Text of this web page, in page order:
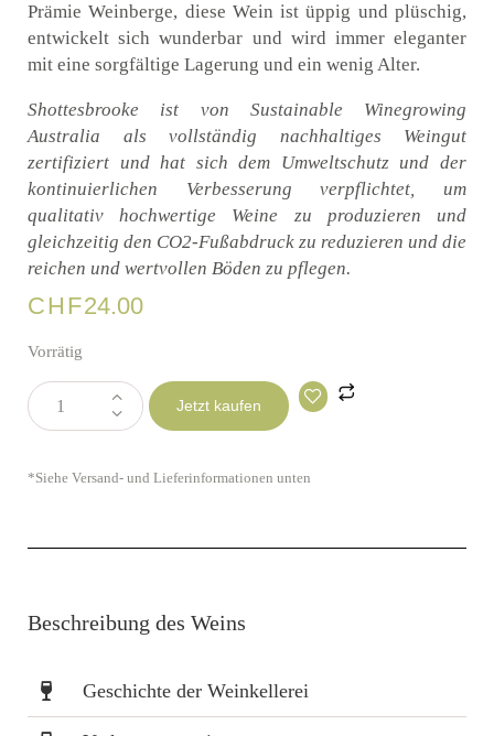
Prämie Weinberge, diese Wein istüppig und plüschig,
entwickelt sich wunderbar und wird immer eleganter
mit eine sorgfältige Lagerung und ein wenig Alter.
Shottesbrooke ist von Sustainable Winegrowing
Australia als vollständig nachhaltiges Weingut
zertifiziert und hat sich dem Umweltschutz und der
kontinuierlichen Verbesserung verpflichtet, um
qualitativ hochwertige Weine zu produzieren und
gleichzeitig den CO2-Fußabdruck zu reduzieren und die
reichen und wertvollen Böden zu pflegen.
CHF24.00
Vorrätig
Jetzt kaufen
*Siehe Versand- und Lieferinformationen unten
Beschreibung des Weins
Geschichte der Weinkellerei